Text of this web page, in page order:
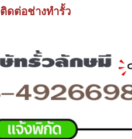
ติดต่อช่างทำรั้ว